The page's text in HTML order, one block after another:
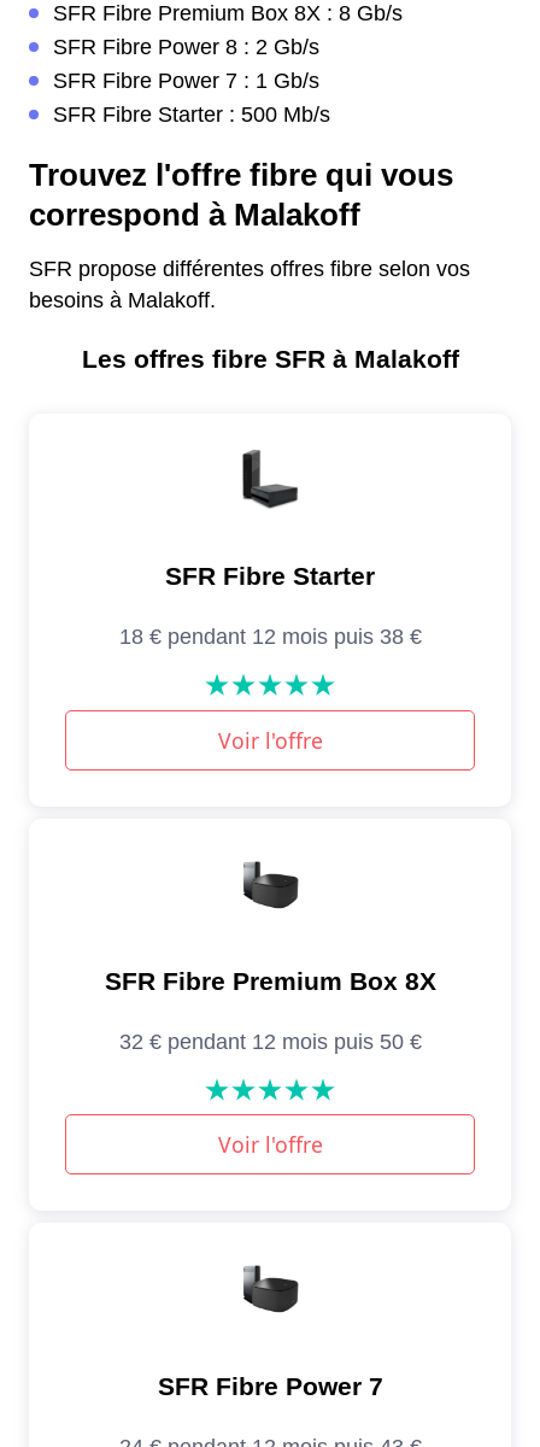
SFR Fibre Premium Box 8X : 8 Gb/s
SFR Fibre Power 8 : 2 Gb/s
SFR Fibre Power 7 : 1 Gb/s
SFR Fibre Starter : 500 Mb/s
Trouvez l'offre fibre qui vous
correspond à Malakoff
SFR propose différentes offres fibre selon vos
besoins à Malakoff.